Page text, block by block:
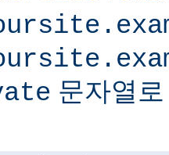
문자열